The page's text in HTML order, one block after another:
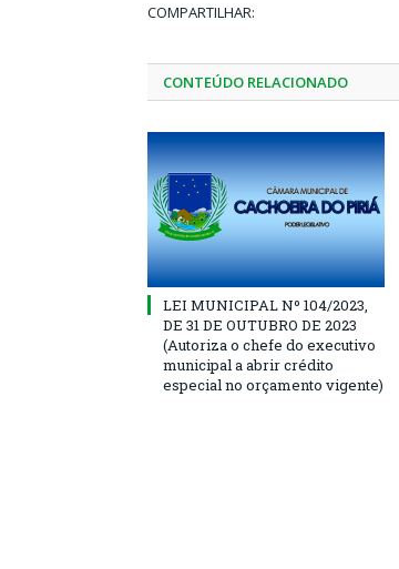
COMPARTILHAR:
CONTEÚDO RELACIONADO
LEI MUNICIPAL Nº 104/2023,
DE 31 DE OUTUBRO DE 2023
(Autoriza o chefe do executivo
municipal a abrir crédito
especial no orçamento vigente)